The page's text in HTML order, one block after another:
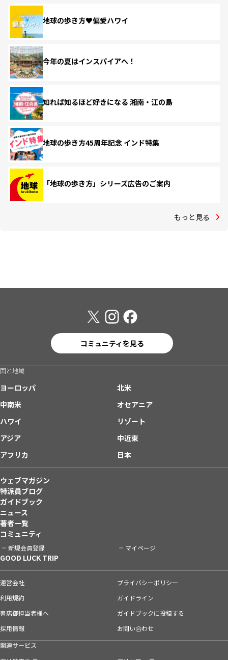
地球の歩き方♥偏愛ハワイ
今年の夏はインスパイアへ！
知れば知るほど好きになる 湘南・江の島
地球の歩き方45周年記念 インド特集
「地球の歩き方」シリーズ広告のご案内
もっと見る
コミュニティを見る
国と地域
ヨーロッパ
北米
中南米
オセアニア
ハワイ
リゾート
アジア
中近東
アフリカ
日本
ウェブマガジン
特派員ブログ
ガイドブック
ニュース
著者一覧
コミュニティ
新規会員登録 マイページ
GOOD LUCK TRIP
運営会社
プライバシーポリシー
利用規約
ガイドライン
書店御担当者様へ
ガイドブックに投稿する
採用情報
お問い合わせ
関連サービス